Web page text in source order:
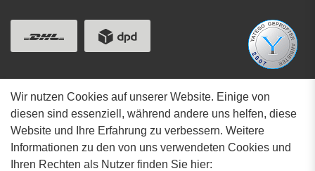
Adresse
Hauptstrasse 34
73117 Wangen
Wir nutzen Cookies auf unserer Website. Einige von
diesen sind essenziell, während andere uns helfen, diese
Website und Ihre Erfahrung zu verbessern. Weitere
Informationen zu den von uns verwendeten Cookies und
Ihren Rechten als Nutzer finden Sie hier: